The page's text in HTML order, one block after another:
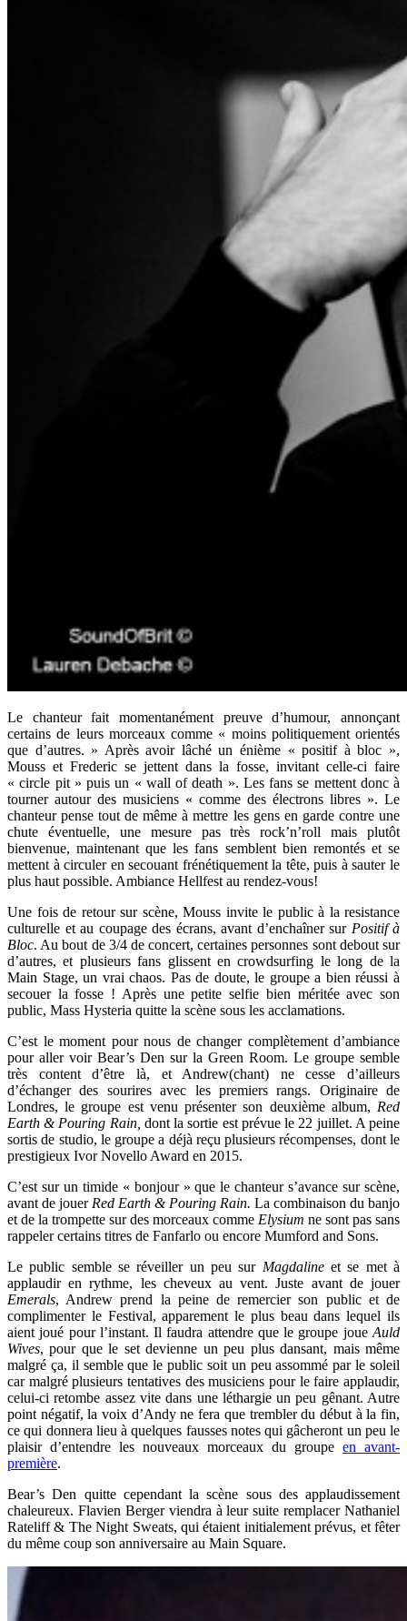
Le chanteur fait momentanément preuve d’humour, annonçant
certains de leurs morceaux comme « moins politiquement orientés
que d’autres. » Après avoir lâché un énième « positif à bloc »,
Mouss et Frederic se jettent dans la fosse, invitant celle-ci faire
« circle pit » puis un « wall of death ». Les fans se mettent donc à
tourner autour des musiciens « comme des électrons libres ». Le
chanteur pense tout de même à mettre les gens en garde contre une
chute éventuelle, une mesure pas très rock’n’roll mais plutôt
bienvenue, maintenant que les fans semblent bien remontés et se
mettent à circuler en secouant frénétiquement la tête, puis à sauter le
plus haut possible. Ambiance Hellfest au rendez-vous!
Une fois de retour sur scène, Mouss invite le public à la resistance
culturelle et au coupage des écrans, avant d’enchaîner sur Positif à
Bloc. Au bout de 3/4 de concert, certaines personnes sont debout sur
d’autres, et plusieurs fans glissent en crowdsurfing le long de la
Main Stage, un vrai chaos. Pas de doute, le groupe a bien réussi à
secouer la fosse ! Après une petite selfie bien méritée avec son
public, Mass Hysteria quitte la scène sous les acclamations.
C’est le moment pour nous de changer complètement d’ambiance
pour aller voir Bear’s Den sur la Green Room. Le groupe semble
très content d’être là, et Andrew(chant) ne cesse d’ailleurs
d’échanger des sourires avec les premiers rangs. Originaire de
Londres, le groupe est venu présenter son deuxième album, Red
Earth & Pouring Rain, dont la sortie est prévue le 22 juillet. A peine
sortis de studio, le groupe a déjà reçu plusieurs récompenses, dont le
prestigieux Ivor Novello Award en 2015.
C’est sur un timide « bonjour » que le chanteur s’avance sur scène,
avant de jouer Red Earth & Pouring Rain. La combinaison du banjo
et de la trompette sur des morceaux comme Elysium ne sont pas sans
rappeler certains titres de Fanfarlo ou encore Mumford and Sons.
Le public semble se réveiller un peu sur Magdalineet se met à
applaudir en rythme, les cheveux au vent. Juste avant de jouer
Emerals, Andrew prend la peine de remercier son public et de
complimenter le Festival, apparement le plus beau dans lequel ils
aient joué pour l’instant. Il faudra attendre que le groupe joue Auld
Wives, pour que le set devienne un peu plus dansant, mais même
malgré ça, il semble que le public soit un peu assommé par le soleil
car malgré plusieurs tentatives des musiciens pour le faire applaudir,
celui-ci retombe assez vite dans une léthargie un peu gênant. Autre
point négatif, la voix d’Andy ne fera que trembler du début à la fin,
ce qui donnera lieu à quelques fausses notes qui gâcheront un peu le
plaisir d’entendre les nouveaux morceaux du groupe en avant-
première.
Bear’s Den quitte cependant la scène sous des applaudissement
chaleureux. Flavien Berger viendra à leur suite remplacer Nathaniel
Rateliff & The Night Sweats, qui étaient initialement prévus, et fêter
du même coup son anniversaire au Main Square.